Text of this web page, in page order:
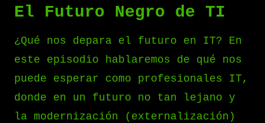
El Futuro Negro de TI
¿Qué nos depara el futuro en IT? En
este episodio hablaremos de qué nos
puede esperar como profesionales IT,
donde en un futuro no tan lejano y
la modernización (externalización)